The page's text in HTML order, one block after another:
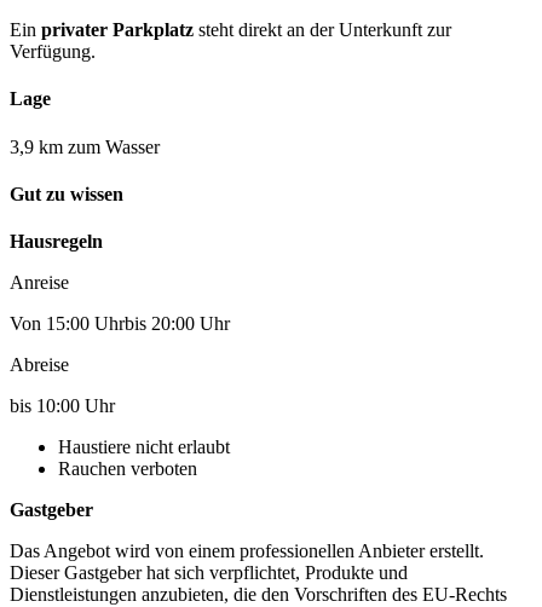
Ein privater Parkplatz steht direkt an der Unterkunft zur
Verfügung.
Lage
3,9 km zum Wasser
Gut zu wissen
Hausregeln
Anreise
Von 15:00 Uhrbis 20:00 Uhr
Abreise
bis 10:00 Uhr
Haustiere nicht erlaubt
Rauchen verboten
Gastgeber
Das Angebot wird von einem professionellen Anbieter erstellt.
Dieser Gastgeber hat sich verpflichtet, Produkte und
Dienstleistungen anzubieten, die den Vorschriften des EU-Rechts